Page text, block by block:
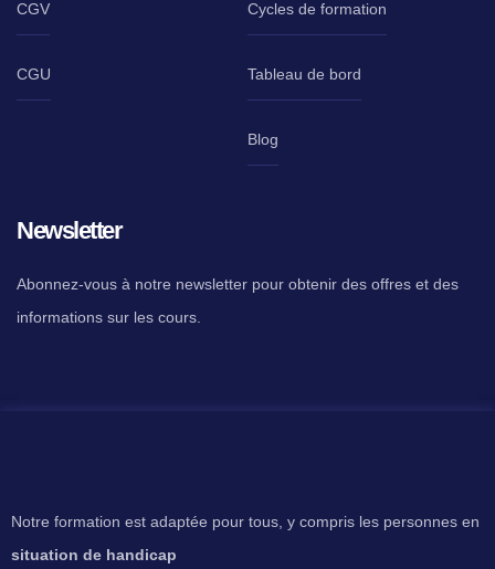
CGV
CGU
Cycles de formation
Tableau de bord
Blog
Newsletter
Abonnez-vous à notre newsletter pour obtenir des offres et des
informations sur les cours.
Notre formation est adaptée pour tous, y compris les personnes en
situation de handicap